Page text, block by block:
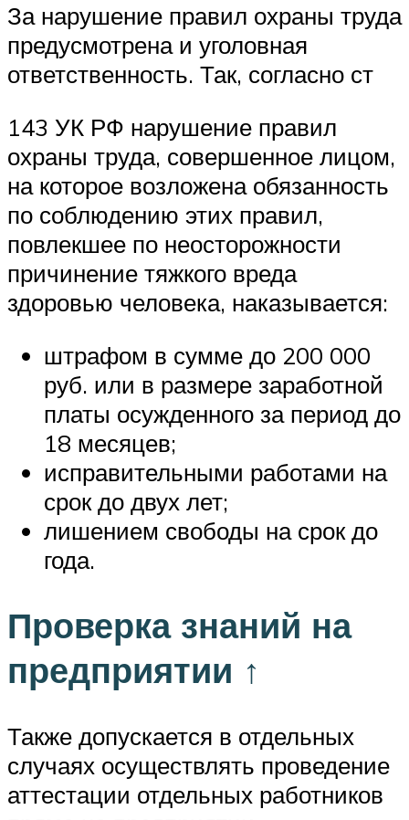
За нарушение правил охраны труда
предусмотрена и уголовная
ответственность. Так, согласно ст
143 УК РФ нарушение правил
охраны труда, совершенное лицом,
на которое возложена обязанность
по соблюдению этих правил,
повлекшее по неосторожности
причинение тяжкого вреда
здоровью человека, наказывается:
штрафом в сумме до 200 000
руб. или в размере заработной
платы осужденного за период до
18 месяцев;
исправительными работами на
срок до двух лет;
лишением свободы на срок до
года.
Проверка знаний на
предприятии ↑
Также допускается в отдельных
случаях осуществлять проведение
аттестации отдельных работников